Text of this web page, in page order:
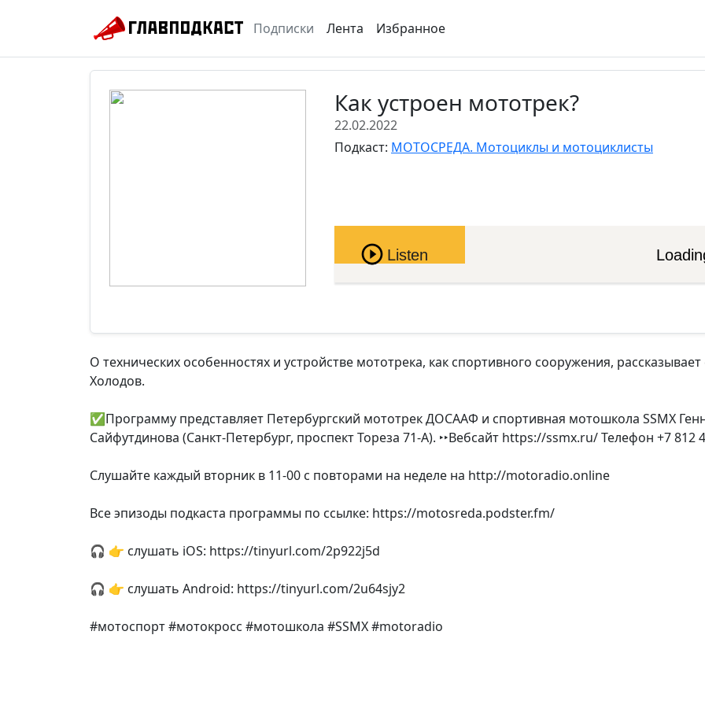
Подписки Лента Избранное
Как устроен мототрек?
22.02.2022
Подкаст: МОТОСРЕДА. Мотоциклы и мотоциклисты
Pause
Listen
О технических особенностях и устройстве мототрека, как спортивного сооружения,
Холодов.
✅Программу представляет Петербургский мототрек ДОСААФ и спортивная мотошкола SSMX
Сайфутдинова (Санкт-Петербург, проспект Тореза 71-А). ‣‣Вебсайт https://ssmx.ru/ Телефон +7 812
Слушайте каждый вторник в 11-00 с повторами на неделе на http://motoradio.online
Все эпизоды подкаста программы по ссылке: https://motosreda.podster.fm/
🎧 👉 слушать iOS: https://tinyurl.com/2p922j5d
🎧 👉 слушать Android: https://tinyurl.com/2u64sjy2
#мотоспорт #мотокросс #мотошкола #SSMX #motoradio